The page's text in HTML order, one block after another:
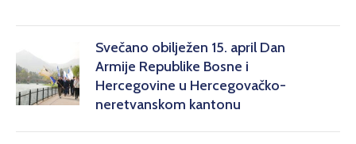
Svečano obilježen 15. april Dan
Armije Republike Bosne i
Hercegovine u Hercegovačko-
neretvanskom kantonu